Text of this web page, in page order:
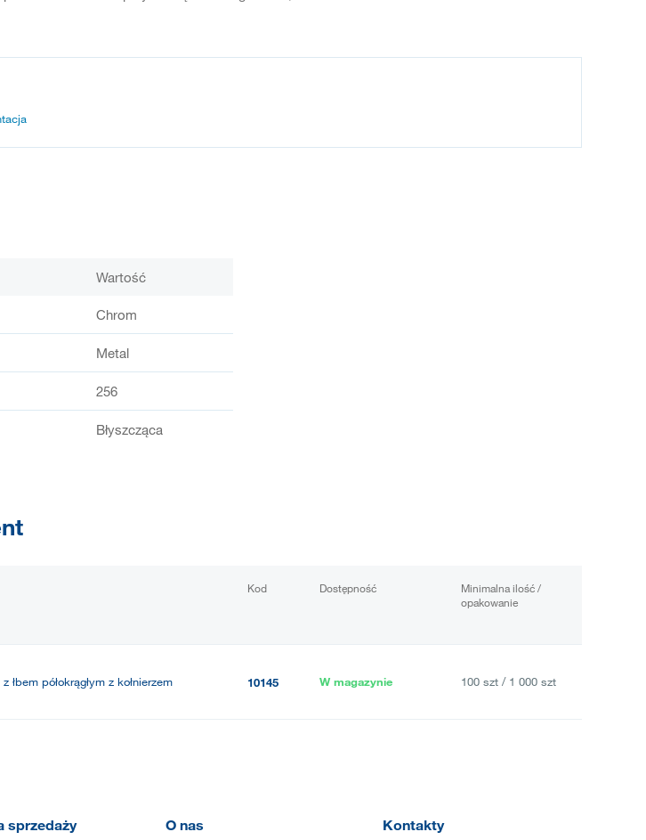
Wartość
Chrom
Metal
256
Błyszcząca
Kod Dostępność
Minimalna ilość /
opakowanie
półokrągłym z kołnierzem 10145 W magazynie 100 szt / 1 000 szt
sprzedaży O nas Kontakty